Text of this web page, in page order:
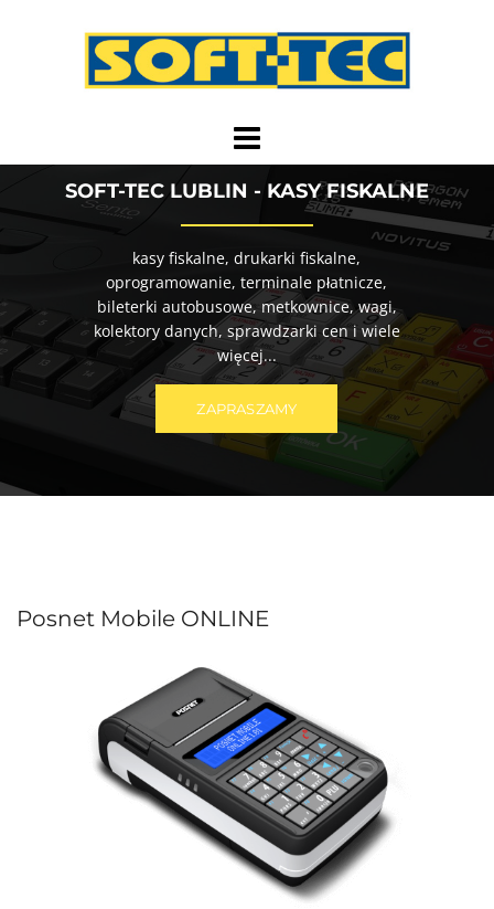
SOFT-TEC LUBLIN - KASY FISKALNE
kasy fiskalne, drukarki fiskalne,
oprogramowanie, terminale płatnicze,
bileterki autobusowe, metkownice, wagi,
kolektory danych, sprawdzarki cen i wiele
więcej...
ZAPRASZAMY
Posnet Mobile ONLINE